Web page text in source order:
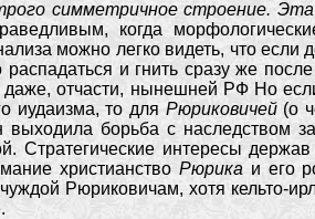
симметричное строение.
когда
можно легко видеть, что если
распадаться и гнить сразу же
даже, отчасти, нынешней РФ Но
иудаизма, то для Рюриковичей (о
борьба с наследством
Стратегические интересы держав
христианство Рюрика и его
Рюриковичам, хотя кельто-